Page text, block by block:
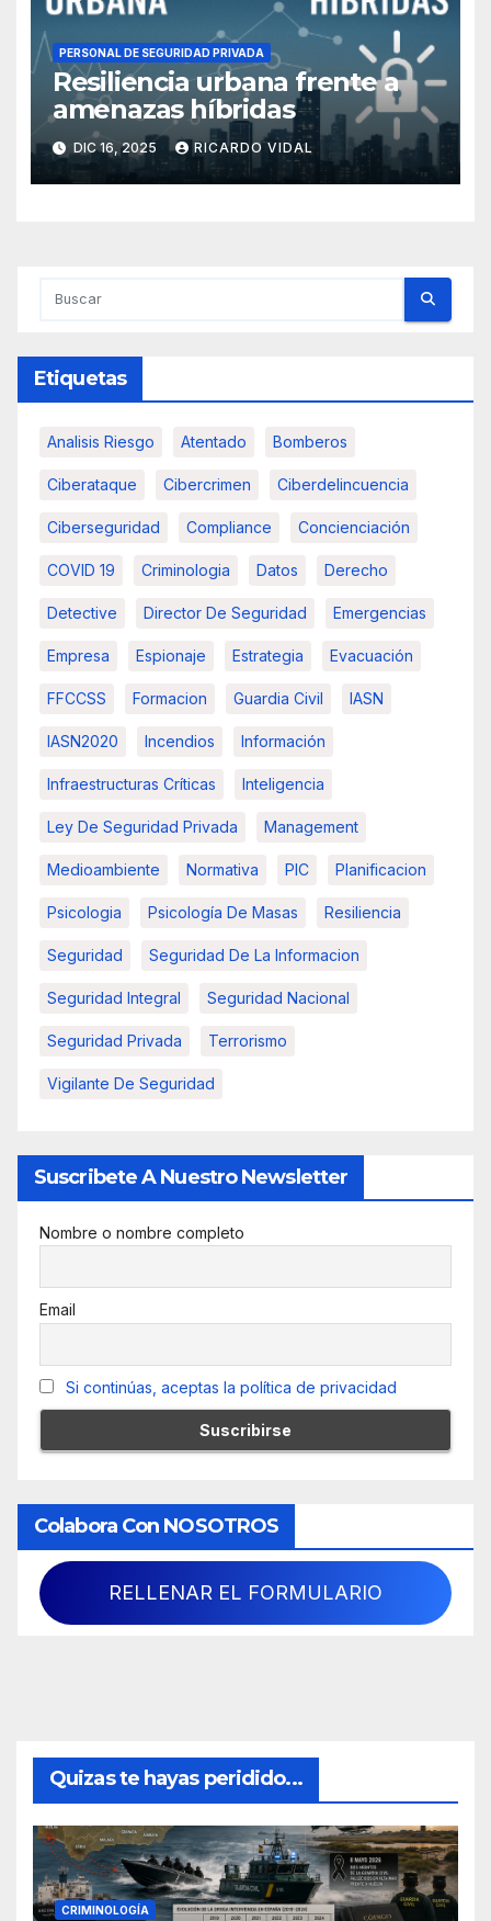
PERSONAL DE SEGURIDAD PRIVADA
Resiliencia urbana frente a
amenazas híbridas
DIC 16, 2025 RICARDO VIDAL
Etiquetas
Analisis Riesgo Atentado Bomberos
Ciberataque Cibercrimen Ciberdelincuencia
Ciberseguridad Compliance Concienciación
COVID 19 Criminologia Datos Derecho
Detective Director De Seguridad Emergencias
Empresa Espionaje Estrategia Evacuación
FFCCSS Formacion Guardia Civil IASN
IASN2020 Incendios Información
Infraestructuras Críticas Inteligencia
Ley De Seguridad Privada Management
Medioambiente Normativa PIC Planificacion
Psicologia Psicología De Masas Resiliencia
Seguridad Seguridad De La Informacion
Seguridad Integral Seguridad Nacional
Seguridad Privada Terrorismo
Vigilante De Seguridad
Suscribete A Nuestro Newsletter
Nombre o nombre completo
Email
Si continúas, aceptas la política de privacidad
Colabora Con NOSOTROS
RELLENAR EL FORMULARIO
Quizas te hayas peridido...
CRIMINOLOGÍA